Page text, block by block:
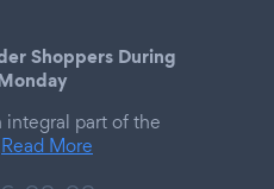
Shoppers During
part of the
Read More